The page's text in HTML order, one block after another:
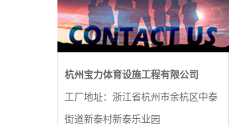
杭州宝力体育设施工程有限公司
工厂地址：浙江省杭州市余杭区中泰
街道新泰村新泰乐业园